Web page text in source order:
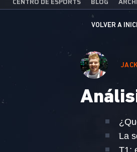
VOLVER A
La
T1: